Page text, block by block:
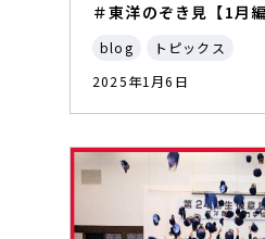
＃東洋のぞき見【1月編
blog
トピックス
2025年1月6日